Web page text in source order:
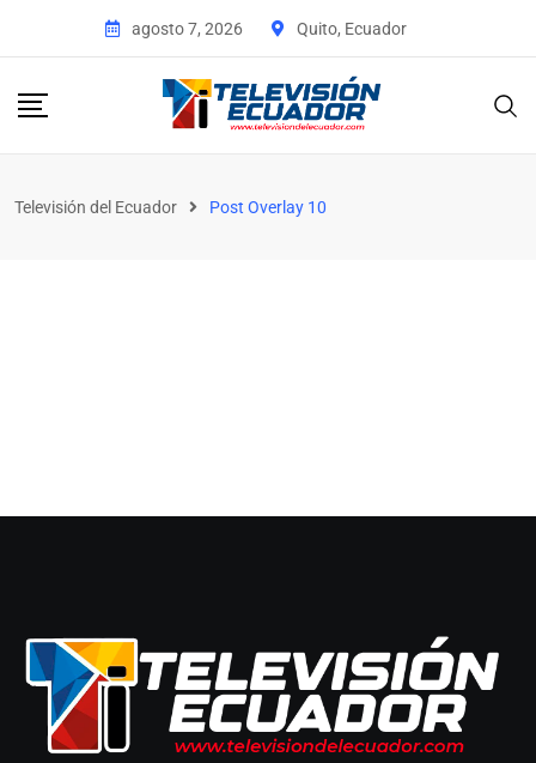
agosto 7, 2026 Quito, Ecuador
Televisión del Ecuador Post Overlay 10